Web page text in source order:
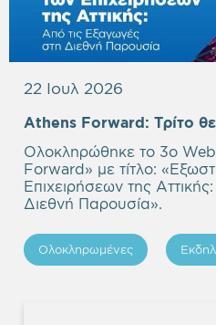
22 Ιουλ 2026
Athens Forward: Τρίτο
Ολοκληρώθηκε το 3ο
Forward» με τίτλο: «
Επιχειρήσεων της
Διεθνή Παρουσία».
Ολοκληρωμένες